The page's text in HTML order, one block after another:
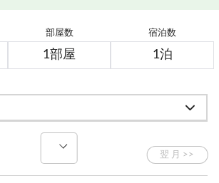
りの心のこもった手作り料理をご用
ンの温泉
高原でも珍しい乳緑色に濁る硫黄泉
る清らかな天然湧水で温度調整をし
部屋数 宿泊数